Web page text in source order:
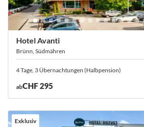
Hotel Avanti
Brünn, Südmähren
4 Tage, 3 Übernachtungen (Halbpension)
abCHF 295
Exklusiv